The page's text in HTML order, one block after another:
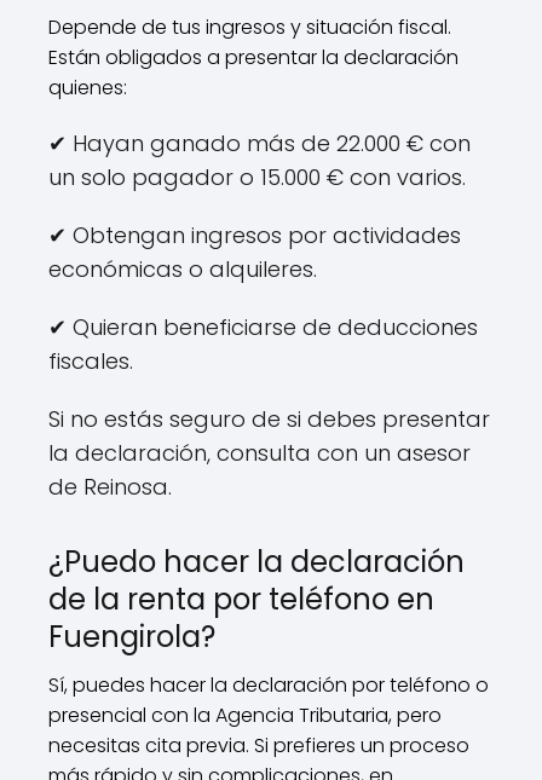
Depende de tus ingresos y situación fiscal.
Están obligados a presentar la declaración
quienes:
✔ Hayan ganado más de 22.000 € con
un solo pagador o 15.000 € con varios.
✔ Obtengan ingresos por actividades
económicas o alquileres.
✔ Quieran beneficiarse de deducciones
fiscales.
Si no estás seguro de si debes presentar
la declaración, consulta con un asesor
de Reinosa.
¿Puedo hacer la declaración
de la renta por teléfono en
Fuengirola?
Sí, puedes hacer la declaración por teléfono o
presencial con la Agencia Tributaria, pero
necesitas cita previa. Si prefieres un proceso